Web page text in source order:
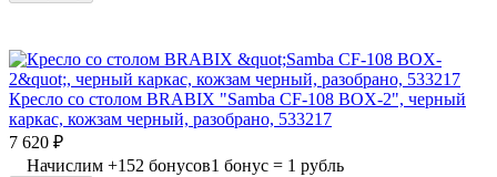
Кресло со столом BRABIX "Samba CF-108 BOX-2", черный
каркас, кожзам черный, разобрано, 533217
7 620 ₽
Начислим +152 бонусов1 бонус = 1 рубль